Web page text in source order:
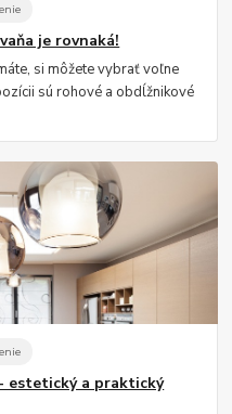
je rovnaká!
si môžete vybrať voľne
sú rohové a obdĺžnikové
estetický a praktický